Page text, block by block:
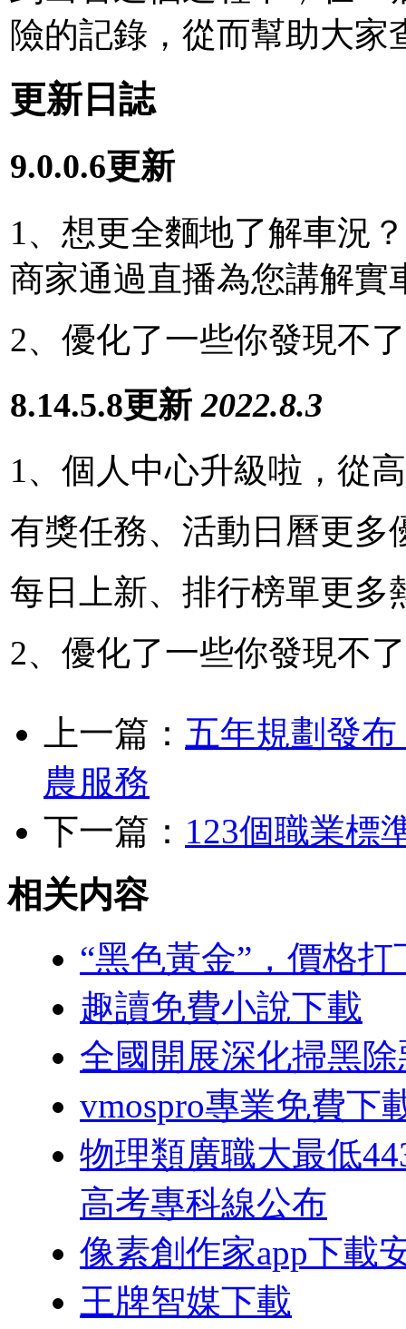
險的記錄，從而幫助大家
更新日誌
9.0.0.6更新
1、想更全麵地了解車況
商家通過直播為您講解實
2、優化了一些你發現不
8.14.5.8更新2022.8.3
1、個人中心升級啦，從
有獎任務、活動日曆更多
每日上新、排行榜單更多
2、優化了一些你發現不
上一篇： 五年規劃發
農服務
下一篇： 123個職業標
相关内容
“黑色黃金”，價格
趣讀免費小說下載
全國開展深化掃黑
vmospro專業免費下
物理類廣職大最低
高考專科線公布
像素創作家app下載
王牌智媒下載